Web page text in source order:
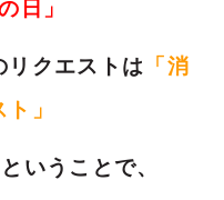
日」
リクエストは
「消
」
いうことで、